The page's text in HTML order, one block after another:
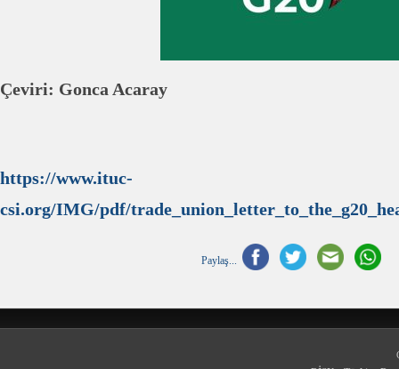
Çeviri: Gonca Acaray
https://www.ituc-
csi.org/IMG/pdf/
Paylaş...